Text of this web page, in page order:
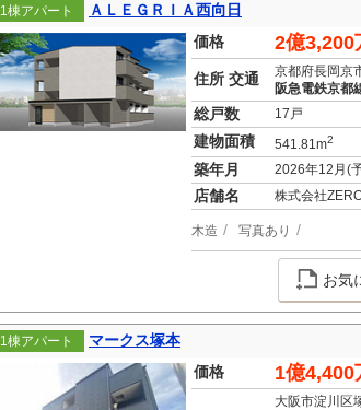
1棟アパート
ＡＬＥＧＲＩＡ西向日
価格
2億3,200
住所 交通
京都府長岡京
阪急電鉄京都
総戸数 17戸
建物面積 541.81m2
築年月 2026年12月(
店舗名 株式会社
木造 写真あり
お気
1棟アパート
マークス塚本
価格
1億4,400
大阪市淀川区